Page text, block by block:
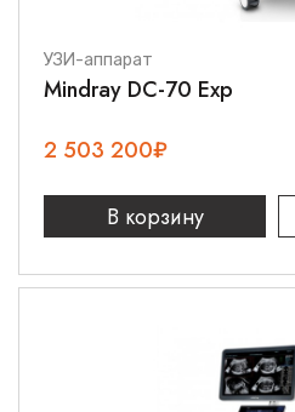
УЗИ-аппарат
Mindray DC-70 Exp
2 503 200₽
В корзину